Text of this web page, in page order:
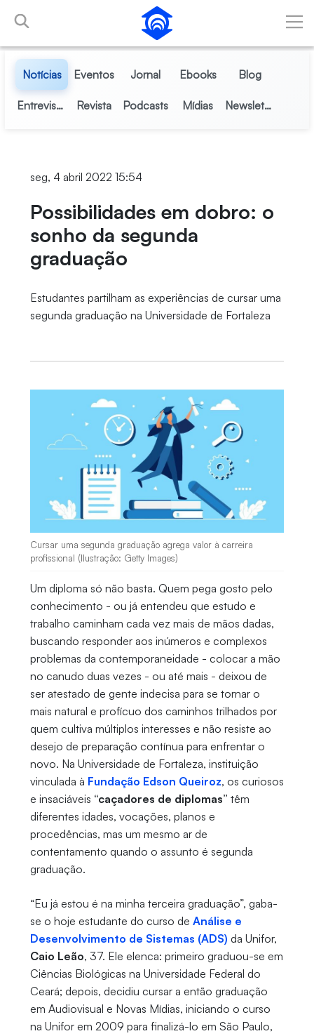
Pular para o Conteúdo principal
Notícias Eventos Jornal Ebooks Blog
Entrevistas Revista Podcasts Mídias Newsletter
seg, 4 abril 2022 15:54
Possibilidades em dobro: o
sonho da segunda
graduação
Estudantes partilham as experiências de cursar uma
segunda graduação na Universidade de Fortaleza
Cursar uma segunda graduação agrega valor à carreira
profissional (Ilustração: Getty Images)
Um diploma só não basta. Quem pega gosto pelo
conhecimento - ou já entendeu que estudo e
trabalho caminham cada vez mais de mãos dadas,
buscando responder aos inúmeros e complexos
problemas da contemporaneidade - colocar a mão
no canudo duas vezes - ou até mais - deixou de
ser atestado de gente indecisa para se tornar o
mais natural e profícuo dos caminhos trilhados por
quem cultiva múltiplos interesses e não resiste ao
desejo de preparação contínua para enfrentar o
novo. Na Universidade de Fortaleza, instituição
vinculada à Fundação Edson Queiroz, os curiosos
e insaciáveis “caçadores de diplomas” têm
diferentes idades, vocações, planos e
procedências, mas um mesmo ar de
contentamento quando o assunto é segunda
graduação.
“Eu já estou é na minha terceira graduação”, gaba-
se o hoje estudante do curso de Análise e
Desenvolvimento de Sistemas (ADS) da Unifor,
Caio Leão, 37. Ele elenca: primeiro graduou-se em
Ciências Biológicas na Universidade Federal do
Ceará; depois, decidiu cursar a então graduação
em Audiovisual e Novas Mídias, iniciando o curso
na Unifor em 2009 para finalizá-lo em São Paulo,